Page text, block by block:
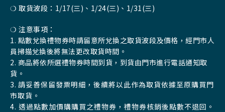
❍ 取貨波段：1/17(三)、1/24(三)、1/31(三)
❍ 注意事項：
1. 點數兌換禮物券時請留意所兌換之取貨波段及價格，經門市人
員掃描兌換後將無法更改取貨時間。
2. 商品將依所選禮物券時間到貨，到貨由門市進行電話通知取
貨。
3. 請妥善保留發票明細，後續將以此作為取貨依據至原購買門
市取貨。
4. 透過點數加價購購買之禮物券，禮物券核銷後點數不退回。